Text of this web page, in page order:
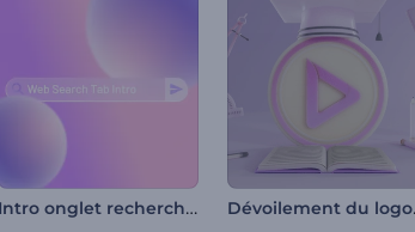
Intro onglet recherche sur le web